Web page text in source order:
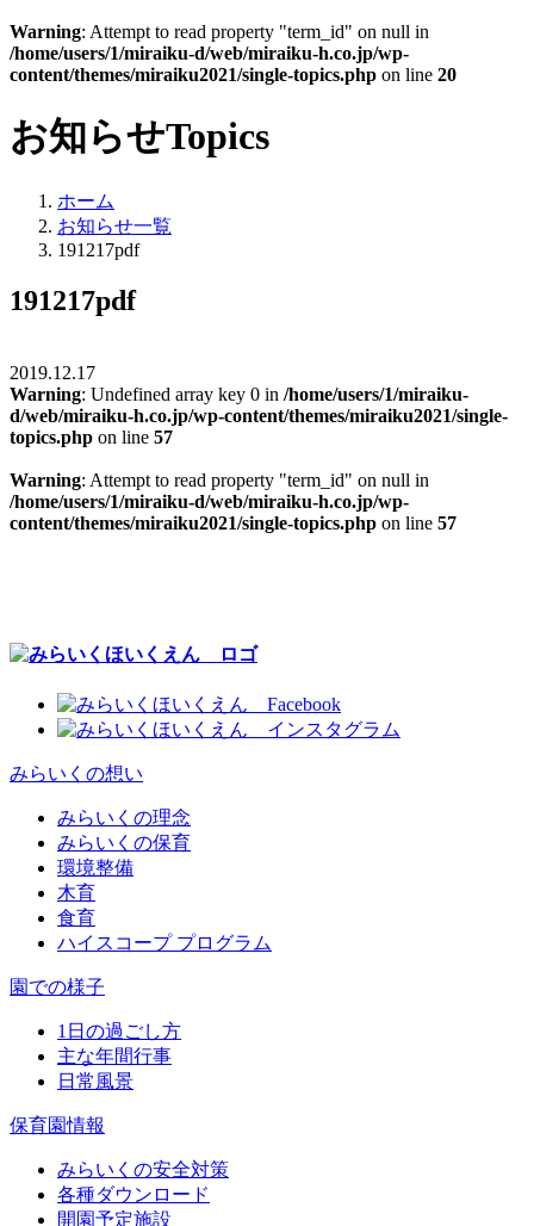
Warning: Attempt to read property "term_id" on null in
/home/users/1/miraiku-d/web/miraiku-h.co.jp/wp-
content/themes/miraiku2021/single-topics.php on line 20
お知らせTopics
ホーム
お知らせ一覧
191217pdf
191217pdf
2019.12.17
Warning: Undefined array key 0 in /home/users/1/miraiku-
d/web/miraiku-h.co.jp/wp-content/themes/miraiku2021/single-
topics.php on line 57
Warning: Attempt to read property "term_id" on null in
/home/users/1/miraiku-d/web/miraiku-h.co.jp/wp-
content/themes/miraiku2021/single-topics.php on line 57
みらいくの想い
みらいくの理念
みらいくの保育
環境整備
木育
食育
ハイスコープ プログラム
園での様子
1日の過ごし方
主な年間行事
日常風景
保育園情報
みらいくの安全対策
各種ダウンロード
開園予定施設